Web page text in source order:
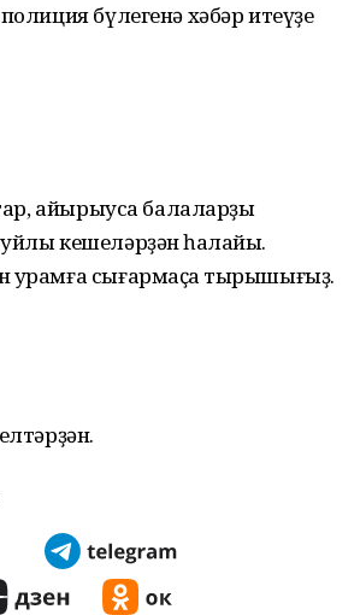
бүлегенә хәбәр итеүҙе
айырыуса балаларҙы
кешеләрҙән һаҡлайыҡ.
урамға сығармаҫҡа тырышығыҙ.